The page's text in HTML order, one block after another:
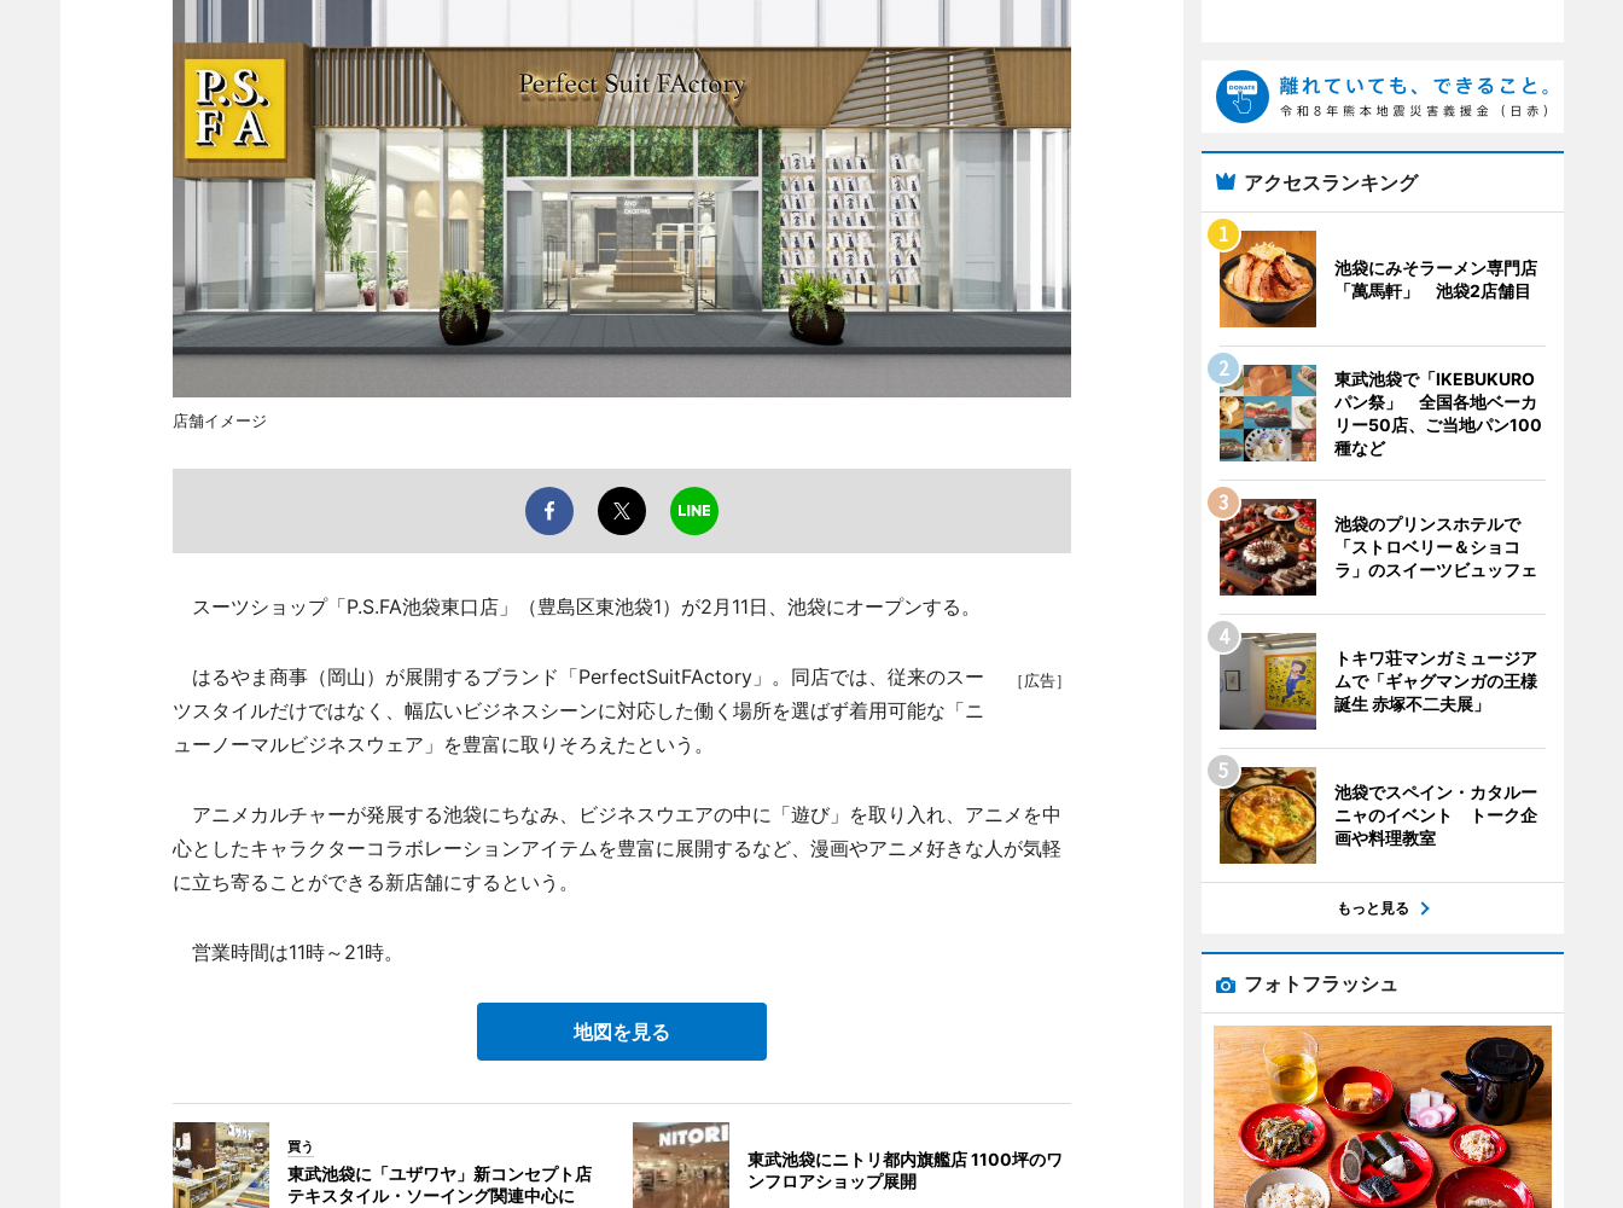
店舗イメージ
スーツショップ「P.S.FA池袋東口店」（豊島区東池袋1）が2月11日、池袋にオープンする。
［広告］
はるやま商事（岡山）が展開するブランド「PerfectSuitFActory」。同店では、従来のスー
ツスタイルだけではなく、幅広いビジネスシーンに対応した働く場所を選ばず着用可能な「ニ
ューノーマルビジネスウェア」を豊富に取りそろえたという。
アニメカルチャーが発展する池袋にちなみ、ビジネスウエアの中に「遊び」を取り入れ、アニメを中
心としたキャラクターコラボレーションアイテムを豊富に展開するなど、漫画やアニメ好きな人が気軽
に立ち寄ることができる新店舗にするという。
営業時間は11時～21時。
地図を見る
買う
東武池袋に「ユザワヤ」新コンセプト店
テキスタイル・ソーイング関連中心に
東武池袋にニトリ都内旗艦店 1100坪のワ
ンフロアショップ展開
アクセスランキング
池袋にみそラーメン専門店
「萬馬軒」 池袋2店舗目
東武池袋で「IKEBUKURO
パン祭」 全国各地ベーカ
リー50店、ご当地パン100
種など
池袋のプリンスホテルで
「ストロベリー＆ショコ
ラ」のスイーツビュッフェ
トキワ荘マンガミュージア
ムで「ギャグマンガの王様
誕生 赤塚不二夫展」
池袋でスペイン・カタルー
ニャのイベント トーク企
画や料理教室
もっと見る
フォトフラッシュ